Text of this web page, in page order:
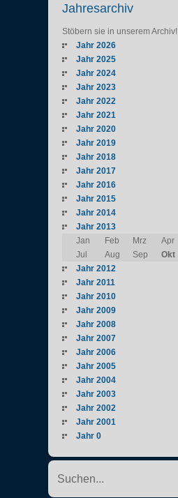
Jahresarchiv
Stöbern sie in unserem Archiv!
Jahr 2026
Jahr 2025
Jahr 2024
Jahr 2023
Jahr 2022
Jahr 2021
Jahr 2020
Jahr 2019
Jahr 2018
Jahr 2017
Jahr 2016
Jahr 2015
Jahr 2014
Jahr 2013
Jan
Feb Mrz Apr
Jul
Aug Sep Okt
Jahr 2012
Jahr 2011
Jahr 2010
Jahr 2009
Jahr 2008
Jahr 2007
Jahr 2006
Jahr 2005
Jahr 2004
Jahr 2003
Jahr 2002
Jahr 2001
Jahr 0